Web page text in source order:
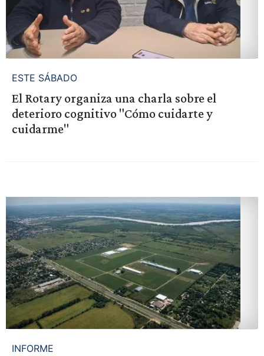
ESTE SÁBADO
El Rotary organiza una charla sobre el
deterioro cognitivo "Cómo cuidarte y
cuidarme"
INFORME